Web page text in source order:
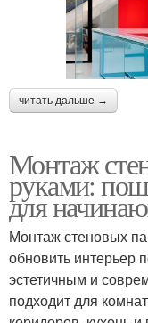
читать дальше →
Монтаж
руками:
для
Монтаж стеновых
обновить интерьер
эстетичным и
подходит для